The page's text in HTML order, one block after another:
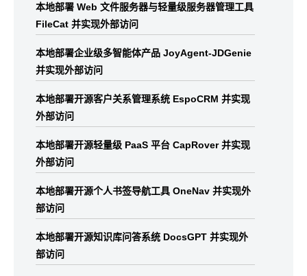
本地部署 Web 文件服务器与轻量级服务器管理工具
FileCat 并实现外部访问
本地部署企业级多智能体产品 JoyAgent-JDGenie
并实现外部访问
本地部署开源客户关系管理系统 EspoCRM 并实现
外部访问
本地部署开源轻量级 PaaS 平台 CapRover 并实现
外部访问
本地部署开源个人书签导航工具 OneNav 并实现外
部访问
本地部署开源知识库问答系统 DocsGPT 并实现外
部访问